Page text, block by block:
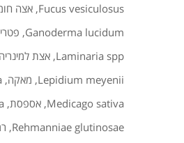
Fucus vesiculosus
, אצה
Ganoderma lucidum
,
Laminaria spp
, אצת למינריה
Lepidium meyenii
, מאקה,
Medicago sativa
, אספסת,
Rehmanniae glutinosae
,